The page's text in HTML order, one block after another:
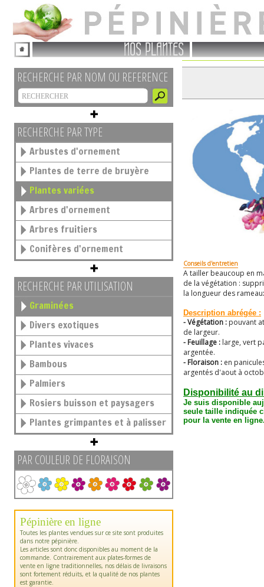
NOS PLANTES
RECHERCHE PAR NOM OU REFERENCE
RECHERCHE PAR TYPE
Arbustes d'ornement
Plantes de terre de bruyère
Plantes variées
Arbres d'ornement
Arbres fruitiers
Conifères d'ornement
RECHERCHE PAR UTILISATION
Graminées
Divers exotiques
Plantes vivaces
Bambous
Palmiers
Rosiers buisson et paysagers
Plantes grimpantes et à palisser
PAR COULEUR DE FLORAISON
Pépinière en ligne
Toutes les plantes vendues sur ce site sont produites
dans notre pépinière.
Les articles sont donc disponibles au moment de la
commande. Contrairement aux plates-formes de
vente en ligne traditionnelles, nos délais de livraisons
sont fortement réduits, et la qualité de nos plantes
est garantie.
Conseils d'entretien
A tailler beaucoup en
de la végétation :
la longueur des
Description abrégée :
- Végétation : pouvant
de largeur.
- Feuillage : large, vert
argentée.
- Floraison : en
argentés d'aout à
Disponibilité au
Je suis disponible
seule taille indiquée
pour la vente en